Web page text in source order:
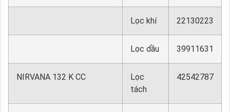
Lọc khí 22130223
Lọc dầu 39911631
NIRVANA 132 K CC
Lọc
tách
42542787